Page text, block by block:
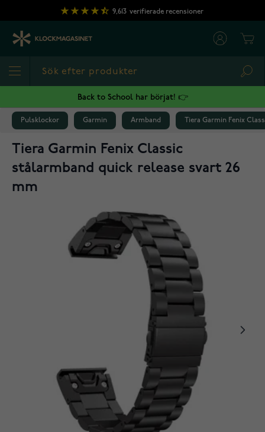
Hoppa till innehållet
9,613 verifierade recensioner
Back to School har börjat! 👉
Pulsklockor Garmin Armband Tiera Garmin Fenix
Tiera Garmin Fenix Classic
stålarmband quick release svart 26
mm